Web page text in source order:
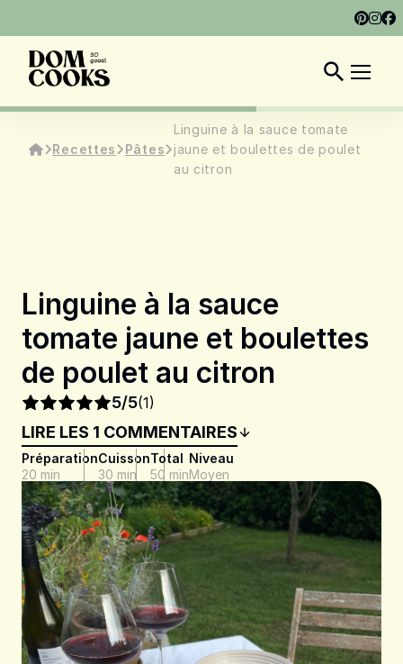
FR
Recettes Pâtes
Linguine à la sauce tomate
jaune et boulettes de poulet
au citron
Linguine à la sauce
tomate jaune et boulettes
de poulet au citron
5/5(1)
LIRE LES 1 COMMENTAIRES
Préparation
20 min
Cuisson
30 min
Total
50 min
Niveau
Moyen